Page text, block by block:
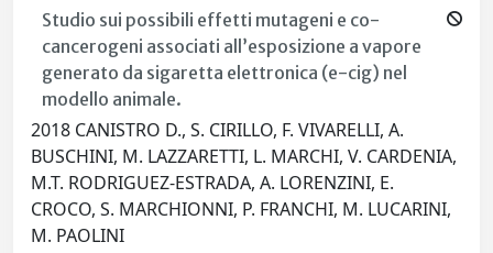
Studio sui possibili effetti mutageni e co-
cancerogeni associati all’esposizione a vapore
generato da sigaretta elettronica (e-cig) nel
modello animale.
2018 CANISTRO D., S. CIRILLO, F. VIVARELLI, A.
BUSCHINI, M. LAZZARETTI, L. MARCHI, V. CARDENIA,
M.T. RODRIGUEZ-ESTRADA, A. LORENZINI, E.
CROCO, S. MARCHIONNI, P. FRANCHI, M. LUCARINI,
M. PAOLINI